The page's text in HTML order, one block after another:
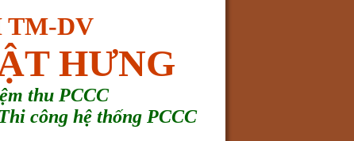
TM-DV
HƯNG
thu PCCC
công hệ thống PCCC